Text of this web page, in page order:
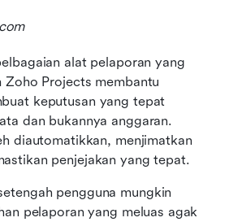
alat pelaporan yang
Zoho Projects membantu
keputusan yang tepat
dan bukannya anggaran.
diautomatikkan, menjimatkan
penjejakan yang tepat.
pengguna mungkin
pelaporan yang meluas agak